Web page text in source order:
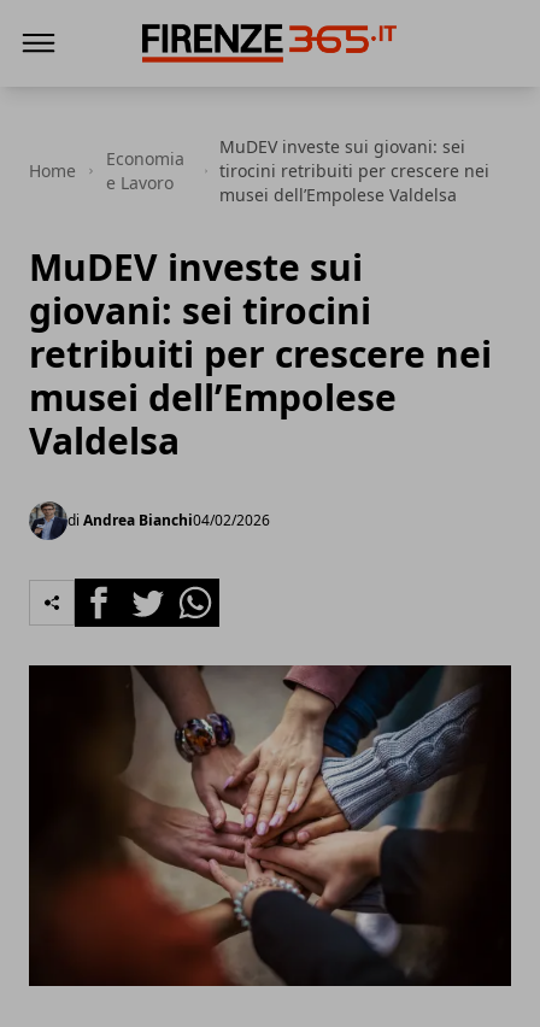
Home
Economia
e Lavoro
MuDEV investe sui giovani: sei
tirocini retribuiti per crescere nei
musei dell’Empolese Valdelsa
MuDEV investe sui
giovani: sei tirocini
retribuiti per crescere nei
musei dell’Empolese
Valdelsa
di Andrea Bianchi04/02/2026
FacebookTwitterWhatsapp